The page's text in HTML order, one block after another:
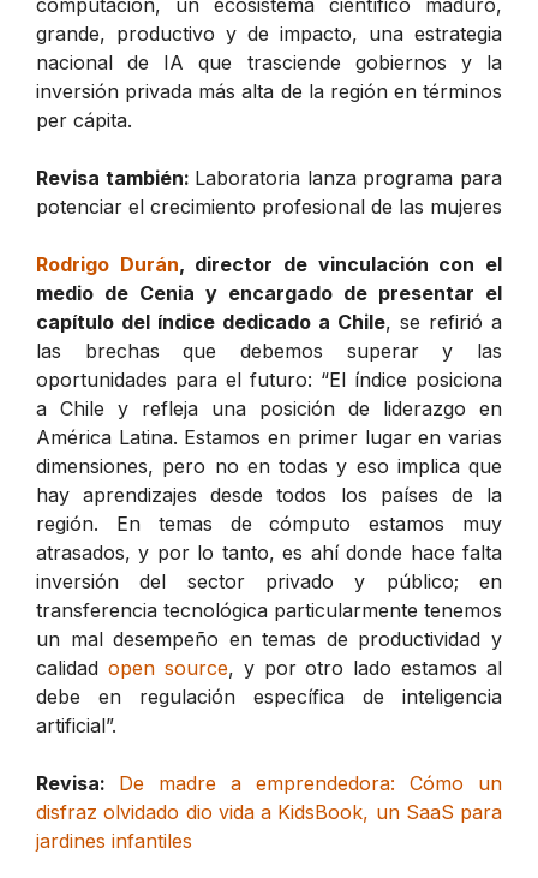
grande, productivo y de impacto, una estrategia
nacional de IA que trasciende gobiernos y la
inversión privada más alta de la región en términos
per cápita.
Revisa también: Laboratoria lanza programa para
potenciar el crecimiento profesional de las mujeres
Rodrigo Durán, director de vinculación con el
medio de Cenia y encargado de presentar el
capítulo del índice dedicado a Chile, se refirió a
las brechas que debemos superar y las
oportunidades para el futuro: “El índice posiciona
a Chile y refleja una posición de liderazgo en
América Latina. Estamos en primer lugar en varias
dimensiones, pero no en todas y eso implica que
hay aprendizajes desde todos los países de la
región. En temas de cómputo estamos muy
atrasados, y por lo tanto, es ahí donde hace falta
inversión del sector privado y público; en
transferencia tecnológica particularmente tenemos
un mal desempeño en temas de productividad y
calidad open source, y por otro lado estamos al
debe en regulación específica de inteligencia
artificial”.
Revisa: De madre a emprendedora: Cómo un
disfraz olvidado dio vida a KidsBook, un SaaS para
jardines infantiles